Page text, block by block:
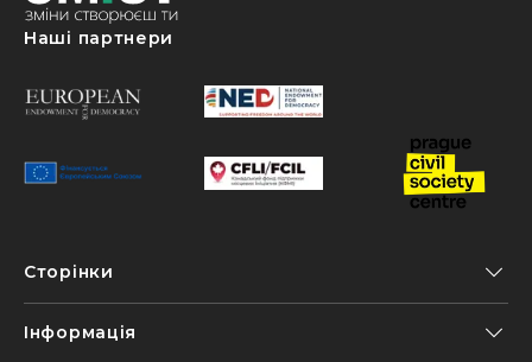
Наші партнери
Сторінки
Інформація